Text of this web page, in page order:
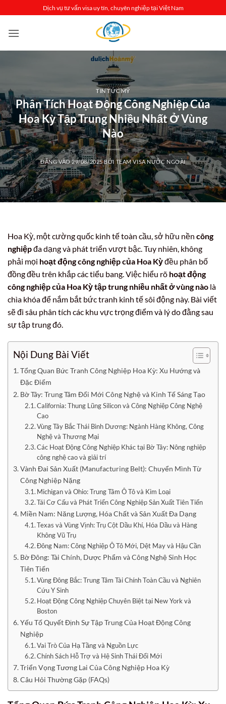
qua
nội
Dịch vụ tư vấn visa uy tín, chuyên nghiệp tại Việt Nam
TIN TỨC MỸ
Phân Tích Hoạt Động Công Nghiệp Của
Hoa Kỳ Tập Trung Nhiều Nhất Ở Vùng
Nào
ĐĂNG VÀO29/08/2025BỞITEAM VISA NƯỚC NGOÀI
Hoa Kỳ, một cường quốc kinh tế toàn cầu, sở hữu nền công
nghiệpđa dạng và phát triển vượt bậc. Tuy nhiên, không
phải mọi hoạt động công nghiệp của Hoa Kỳđều phân bố
đồng đều trên khắp các tiểu bang. Việc hiểu rõ hoạt động
công nghiệp của Hoa Kỳ tập trung nhiều nhất ở vùng nào là
chìa khóa để nắm bắt bức tranh kinh tế sôi động này. Bài viết
sẽ đi sâu phân tích các khu vực trọng điểm và lý do đằng sau
sự tập trung đó.
Nội Dung Bài Viết
Tổng Quan Bức Tranh Công Nghiệp Hoa Kỳ: Xu Hướng và
Đặc Điểm
Bờ Tây: Trung Tâm Đổi Mới Công Nghệ và Kinh Tế Sáng Tạo
California: Thung Lũng Silicon và Công Nghiệp Công Nghệ
Cao
Vùng Tây Bắc Thái Bình Dương: Ngành Hàng Không, Công
Nghệ và Thương Mại
Các Hoạt Động Công Nghiệp Khác tại Bờ Tây: Nông nghiệp
công nghệ cao và giải trí
Vành Đai Sản Xuất (Manufacturing Belt): Chuyển Mình Từ
Công Nghiệp Nặng
Michigan và Ohio: Trung Tâm Ô Tô và Kim Loại
Tái Cơ Cấu và Phát Triển Công Nghiệp Sản Xuất Tiên Tiến
Miền Nam: Năng Lượng, Hóa Chất và Sản Xuất Đa Dạng
Texas và Vùng Vịnh: Trụ Cột Dầu Khí, Hóa Dầu và Hàng
Không Vũ Trụ
Đông Nam: Công Nghiệp Ô Tô Mới, Dệt May và Hậu Cần
Bờ Đông: Tài Chính, Dược Phẩm và Công Nghệ Sinh Học
Tiên Tiến
Vùng Đông Bắc: Trung Tâm Tài Chính Toàn Cầu và Nghiên
Cứu Y Sinh
Hoạt Động Công Nghiệp Chuyên Biệt tại New York và
Boston
Yếu Tố Quyết Định Sự Tập Trung Của Hoạt Động Công
Nghiệp
Vai Trò Của Hạ Tầng và Nguồn Lực
Chính Sách Hỗ Trợ và Hệ Sinh Thái Đổi Mới
Triển Vọng Tương Lai Của Công Nghiệp Hoa Kỳ
Câu Hỏi Thường Gặp (FAQs)